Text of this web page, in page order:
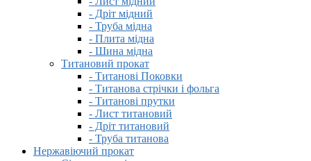
- Дріт мідний
- Труба мідна
- Плита мідна
- Шина мідна
Титановий прокат
- Титанові Поковки
- Титанова стрічки і фольга
- Титанові прутки
- Лист титановий
- Дріт титановий
- Труба титанова
Нержавіючий прокат